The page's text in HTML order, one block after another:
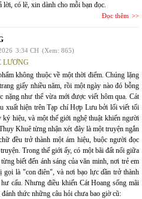
có lẽ, xin dành cho mỗi bạn đọc.
Đọc thêm
3:34 CH (Xem: 865)
LƯƠNG
không thuộc về một thời điểm. Chúng lặng
giấy nhiều năm, rồi một ngày nào đó bỗng
nặng như thể vừa mới được viết hôm qua. Cát
xuất hiện trên Tạp chí Hợp Lưu bởi lối viết tối
hiệu, và một thế giới nghệ thuật khiến người
Khuê từng nhận xét đây là một truyện ngắn
đều trở thành một ám hiệu, buộc người đọc
Trong thế giới ấy, có một bãi đất nổi giữa
biết đến ánh sáng của văn minh, nơi trẻ em
là "con điên", và nơi bạo lực dần trở thành
cấu. Nhưng điều khiến Cát Hoang sống mãi
thức những câu hỏi chưa bao giờ cũ: